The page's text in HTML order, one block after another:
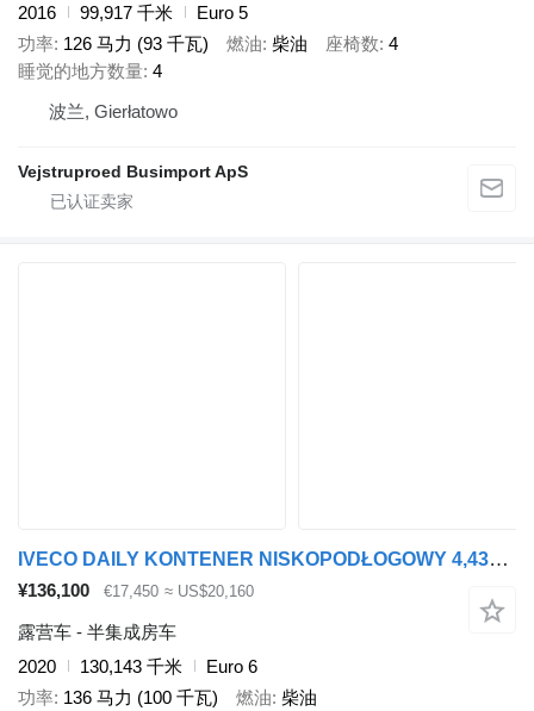
2016 99,917 千米
Euro 5
功率 126 马力 (93 千瓦) 燃油 柴油 座椅数 4
睡觉的地方数量 4
波兰, Gierłatowo
Vejstruproed Busimport ApS
IVECO DAILY KONTENER NISKOPODŁOGOWY 4,43x2,23x2,42 SKLEP BAR KAMPER FO
¥136,100 €17,450 ≈ US$20,160
露营车 - 半集成房车
2020
130,143 千米
Euro 6
功率 136 马力 (100 千瓦) 燃油 柴油